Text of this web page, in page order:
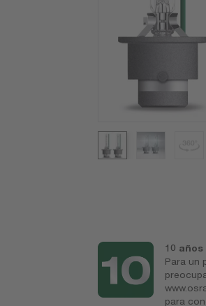
10
Para un
para